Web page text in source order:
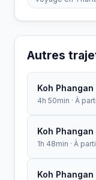
Autres
Koh
4h 50min · À
Koh
1h 48min · À
Koh